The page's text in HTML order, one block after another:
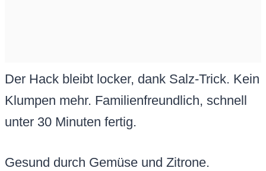
Der Hack bleibt locker, dank Salz-Trick. Kein
Klumpen mehr. Familienfreundlich, schnell
unter 30 Minuten fertig.
Gesund durch Gemüse und Zitrone.